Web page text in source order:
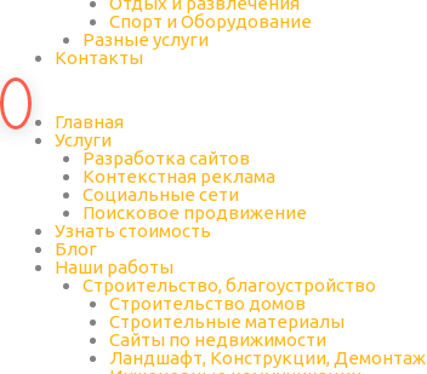
Спорт и Оборудование
Разные услуги
Контакты
Главная
Услуги
Разработка сайтов
Контекстная реклама
Социальные сети
Поисковое продвижение
Узнать стоимость
Блог
Наши работы
Строительство, благоустройство
Строительство домов
Строительные материалы
Сайты по недвижимости
Ландшафт, Конструкции, Демонтаж